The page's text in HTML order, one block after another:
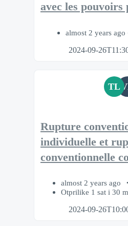
avec les pouvoirs
almost 2 years ago
2024-09-
TL
Rupture
individuelle et
conventionnelle
almost 2 years ago
Otprilike 1 sat i 30
2024-09-